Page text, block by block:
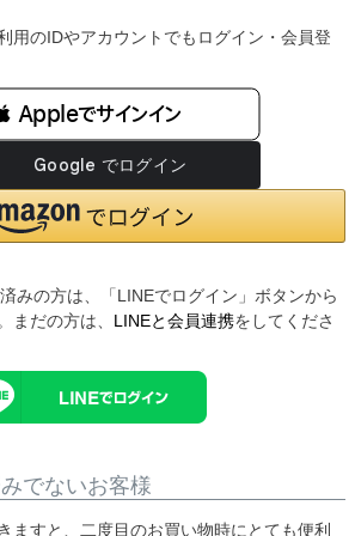
用のIDやアカウントでもログイン・会員登
Appleでサインイン
みの方は、「LINEでログイン」ボタンから
まだの方は、 LINEと会員連携をしてくださ
でないお客様
ますと、二度目のお買い物時にとても便利